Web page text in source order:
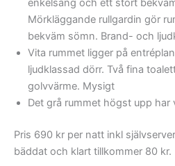
enkelsäng och ett stort
Mörkläggande rullgardin gör
bekväm sömn. Brand- och
Vita rummet ligger på
ljudklassad dörr. Två fina
golvvärme. Mysigt
Det grå rummet högst upp har
Pris 690 kr per natt inkl
bäddat och klart tillkommer 80 kr.